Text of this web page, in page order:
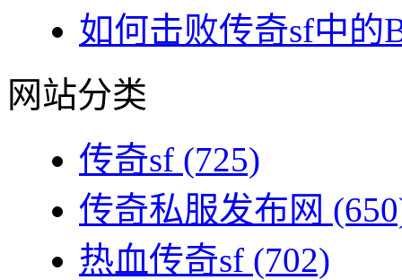
如何击败传奇sf中的
网站分类
传奇sf (725)
传奇私服发布网
热血传奇sf (702)